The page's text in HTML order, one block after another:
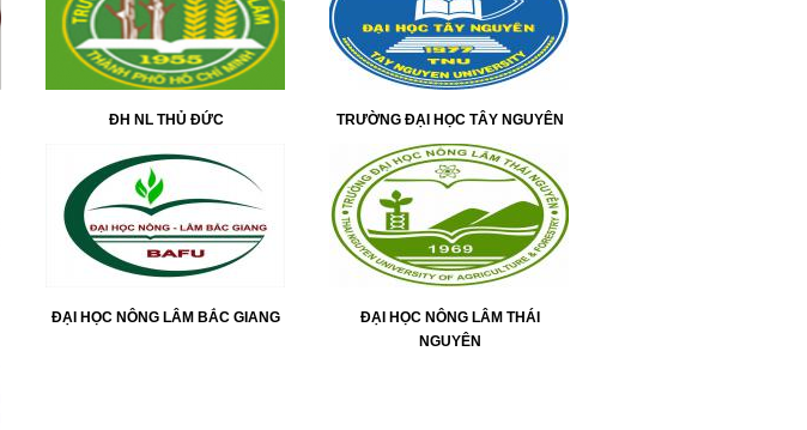
ĐH NL THỦ ĐỨC TRƯỜNG ĐẠI HỌC TÂY NGUYÊN
ĐẠI HỌC NÔNG LÂM BẮC GIANG
ĐẠI HỌC NÔNG LÂM THÁI
NGUYÊN